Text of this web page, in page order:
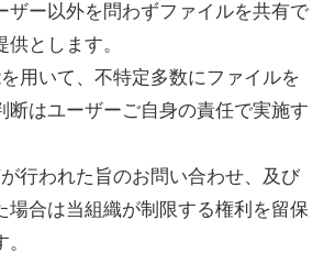
ザー以外を問わずファイルを共有で
とします。
用いて、不特定多数にファイルを
断はユーザーご自身の責任で実施す
行われた旨のお問い合わせ、及び
場合は当組織が制限する権利を留保